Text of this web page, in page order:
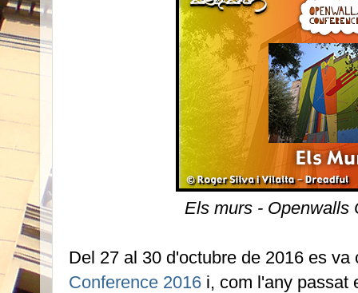
Els murs - Openwalls
Del 27 al 30 d'octubre de 2016 es va
Conference 2016 i, com l'any passat